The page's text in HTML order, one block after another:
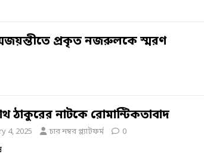
প্রকৃত নজরুলকে স্মরণ
ঠাকুরের নাটকে রোমান্টিকতাবাদ
4, 2025 চার নম্বর প্ল্যাটফর্ম 0